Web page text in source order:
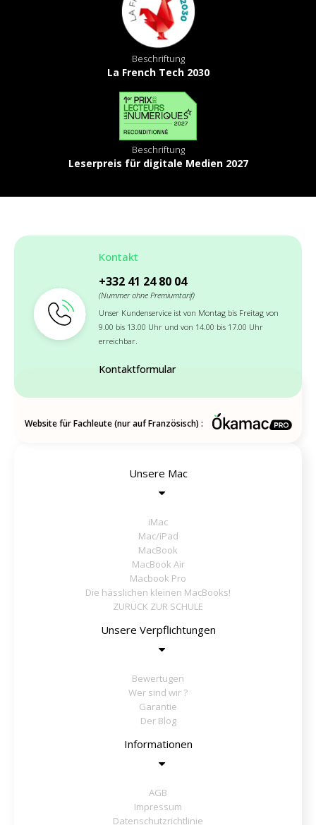
Beschriftung
La French Tech 2030
Beschriftung
Leserpreis für digitale Medien 2027
Kontakt
+332 41 24 80 04
(Nummer ohne Premiumtarif)
Unser Kundenservice ist von Montag bis Freitag von
9.00 bis 13.00 Uhr und von 14.00 bis 17.00 Uhr
erreichbar.
Kontaktformular
Website für Fachleute (nur auf Französisch) :
Unsere Mac
iMac
Mac/iPad
MacBook
MacBook Air
Macbook Pro
Die hässlichen kleinen MacBooks!
ZURÜCK ZUR SCHULE
Unsere Verpflichtungen
Bewertugen
Wer sind wir ?
Garantie
Der Blog
Informationen
AGB
Impressum
Datenschutzrichtlinie